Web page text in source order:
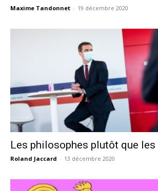
Maxime Tandonnet - 19 décembre 2020
Les philosophes plutôt que
Roland Jaccard - 13 décembre 2020